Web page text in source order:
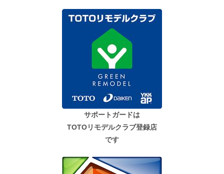
サポートガードは
TOTOリモデルクラブ登録店
です